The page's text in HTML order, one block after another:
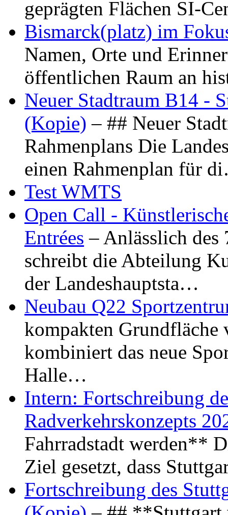
geprägten Flächen SI-
Bismarck(platz) im
Namen, Orte und
öffentlichen Raum an
Neuer Stadtraum B14 -
(Kopie) – ## Neuer
Rahmenplans Die
einen Rahmenplan für
Test WMTS
Open Call -
Entrées – Anlässlich
schreibt die Abteilung
der Landeshauptsta…
Neubau Q22
kompakten Grundfläche
kombiniert das neue
Halle…
Intern: Fortschreibung
Radverkehrskonzepts
Fahrradstadt werden**
Ziel gesetzt, dass
Fortschreibung des